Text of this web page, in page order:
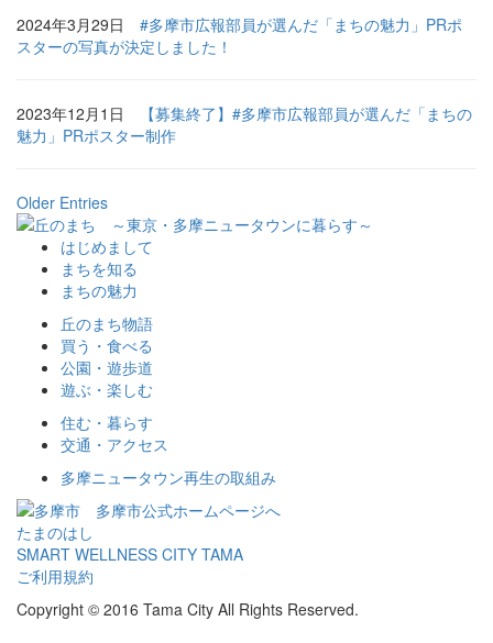
2024年3月29日 #多摩市広報部員が選んだ「まちの魅力」PRポ
スターの写真が決定しました！
2023年12月1日
【募集終了】#多摩市広報部員が選んだ「まちの
魅力」PRポスター制作
Older Entries
はじめまして
まちを知る
まちの魅力
丘のまち物語
買う・食べる
公園・遊歩道
遊ぶ・楽しむ
住む・暮らす
交通・アクセス
多摩ニュータウン再生の取組み
多摩市公式ホームページへ
たまのはし
SMART WELLNESS CITY TAMA
ご利用規約
Copyright © 2016 Tama City All Rights Reserved.